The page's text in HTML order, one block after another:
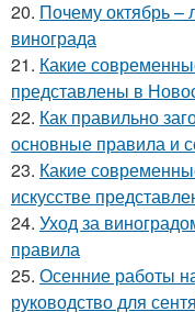
20. Почему октябрь –
винограда
21. Какие
представлены в
22. Как правильно
основные правила и
23. Какие
искусстве
24. Уход за
правила
25. Осенние работы
руководство для